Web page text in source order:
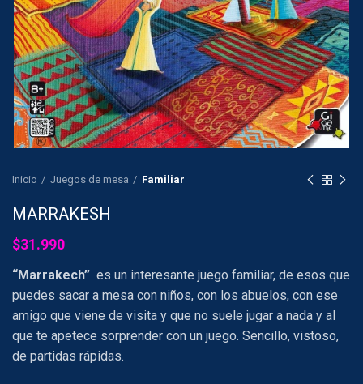
Inicio Juegos de mesa Familiar
MARRAKESH
$31.990
“Marrakech” es un interesante juego familiar, de esos que
puedes sacar a mesa con niños, con los abuelos, con ese
amigo que viene de visita y que no suele jugar a nada y al
que te apetece sorprender con un juego. Sencillo, vistoso,
de partidas rápidas.